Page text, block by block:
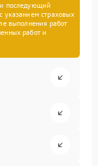
и последующий
указанием страховых
выполнения работ
работ и